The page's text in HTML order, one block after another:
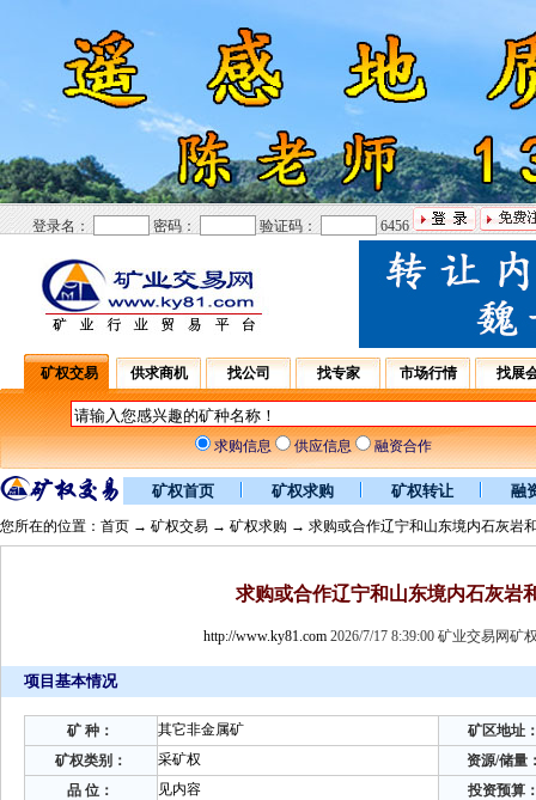
登录名： 密码： 验证码： 6456
矿权交易 供求商机 找公司 找专家 市场行情 找展
求购信息 供应信息 融资合作
矿权首页 矿权求购 矿权转让 融
您所在的位置： 首页 → 矿权交易 → 矿权求购 → 求购或合作辽宁和山东境内石灰岩
求购或合作辽宁和山东境内石灰岩
http://www.ky81.com2026/7/17 8:39:00 矿业交易网矿
项目基本情况
矿 种： 其它非金属矿
矿区地址
矿权类别：
采矿权
资源/储量
品 位：
见内容
投资预算